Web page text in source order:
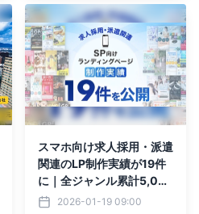
スマホ向け求人採用・派遣
関連のLP制作実績が19件
に｜全ジャンル累計5,00
0本以上の制作実績
2026-01-19 09:00